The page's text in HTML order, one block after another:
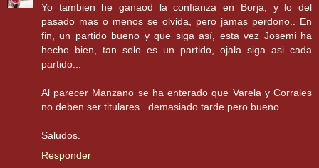
Yo tambien he ganaod la confianza en Borja, y lo del
pasado mas o menos se olvida, pero jamas perdono.. En
fin, un partido bueno y que siga así, esta vez Josemi ha
hecho bien, tan solo es un partido, ojala siga asi cada
partido...
Al parecer Manzano se ha enterado que Varela y Corrales
no deben ser titulares...demasiado tarde pero bueno...
Saludos.
Responder